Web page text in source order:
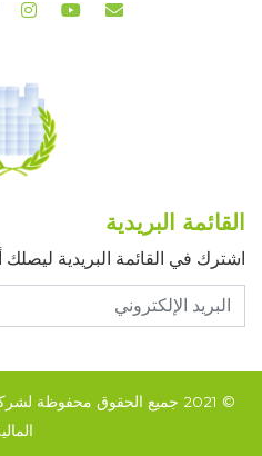
القائمة البريدية
اشترك في القائمة البريدية ليصلك
© 2021 جميع الحقوق محفوظة